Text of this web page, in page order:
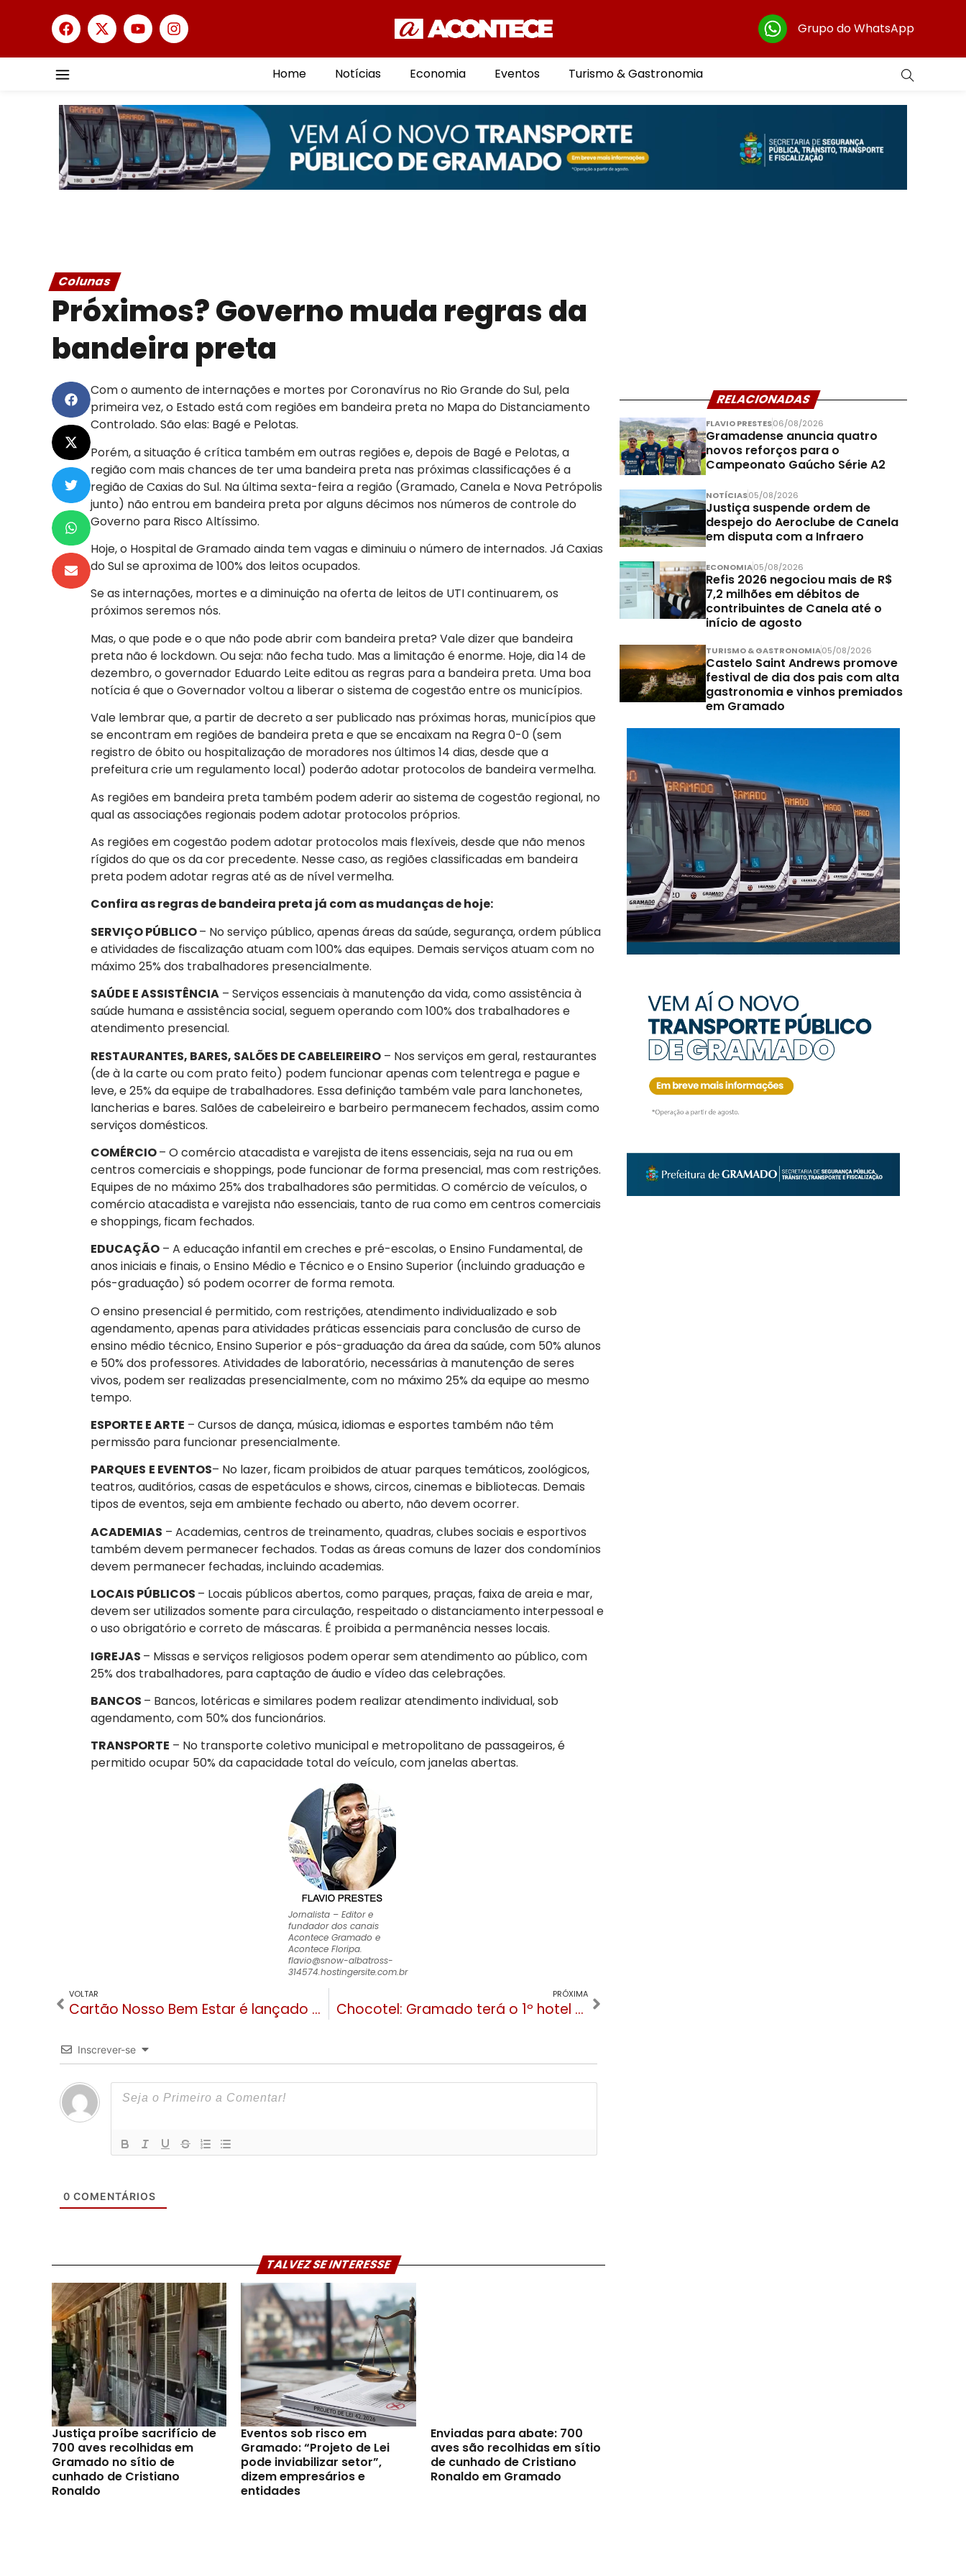
Grupo do WhatsApp
Home Notícias Economia Eventos Turismo & Gastronomia
Colunas
Próximos? Governo muda regras da
bandeira preta
Com o aumento de internações e mortes por Coronavírus no Rio Grande do Sul, pela
primeira vez, o Estado está com regiões em bandeira preta no Mapa do Distanciamento
Controlado. São elas: Bagé e Pelotas.
Porém, a situação é crítica também em outras regiões e, depois de Bagé e Pelotas, a
região com mais chances de ter uma bandeira preta nas próximas classificações é a
região de Caxias do Sul. Na última sexta-feira a região (Gramado, Canela e Nova Petrópolis
junto) não entrou em bandeira preta por alguns décimos nos números de controle do
Governo para Risco Altíssimo.
Hoje, o Hospital de Gramado ainda tem vagas e diminuiu o número de internados. Já Caxias
do Sul se aproxima de 100% dos leitos ocupados.
Se as internações, mortes e a diminuição na oferta de leitos de UTI continuarem, os
próximos seremos nós.
Mas, o que pode e o que não pode abrir com bandeira preta? Vale dizer que bandeira
preta não é lockdown. Ou seja: não fecha tudo. Mas a limitação é enorme. Hoje, dia 14 de
dezembro, o governador Eduardo Leite editou as regras para a bandeira preta. Uma boa
notícia é que o Governador voltou a liberar o sistema de cogestão entre os municípios.
Vale lembrar que, a partir de decreto a ser publicado nas próximas horas, municípios que
se encontram em regiões de bandeira preta e que se encaixam na Regra 0-0 (sem
registro de óbito ou hospitalização de moradores nos últimos 14 dias, desde que a
prefeitura crie um regulamento local) poderão adotar protocolos de bandeira vermelha.
As regiões em bandeira preta também podem aderir ao sistema de cogestão regional, no
qual as associações regionais podem adotar protocolos próprios.
As regiões em cogestão podem adotar protocolos mais flexíveis, desde que não menos
rígidos do que os da cor precedente. Nesse caso, as regiões classificadas em bandeira
preta podem adotar regras até as de nível vermelha.
Confira as regras de bandeira preta já com as mudanças de hoje:
SERVIÇO PÚBLICO– No serviço público, apenas áreas da saúde, segurança, ordem pública
e atividades de fiscalização atuam com 100% das equipes. Demais serviços atuam com no
máximo 25% dos trabalhadores presencialmente.
SAÚDE E ASSISTÊNCIA– Serviços essenciais à manutenção da vida, como assistência à
saúde humana e assistência social, seguem operando com 100% dos trabalhadores e
atendimento presencial.
RESTAURANTES, BARES, SALÕES DE CABELEIREIRO– Nos serviços em geral, restaurantes
(de à la carte ou com prato feito) podem funcionar apenas com telentrega e pague e
leve, e 25% da equipe de trabalhadores. Essa definição também vale para lanchonetes,
lancherias e bares. Salões de cabeleireiro e barbeiro permanecem fechados, assim como
serviços domésticos.
COMÉRCIO– O comércio atacadista e varejista de itens essenciais, seja na rua ou em
centros comerciais e shoppings, pode funcionar de forma presencial, mas com restrições.
Equipes de no máximo 25% dos trabalhadores são permitidas. O comércio de veículos, o
comércio atacadista e varejista não essenciais, tanto de rua como em centros comerciais
e shoppings, ficam fechados.
EDUCAÇÃO– A educação infantil em creches e pré-escolas, o Ensino Fundamental, de
anos iniciais e finais, o Ensino Médio e Técnico e o Ensino Superior (incluindo graduação e
pós-graduação) só podem ocorrer de forma remota.
O ensino presencial é permitido, com restrições, atendimento individualizado e sob
agendamento, apenas para atividades práticas essenciais para conclusão de curso de
ensino médio técnico, Ensino Superior e pós-graduação da área da saúde, com 50% alunos
e 50% dos professores. Atividades de laboratório, necessárias à manutenção de seres
vivos, podem ser realizadas presencialmente, com no máximo 25% da equipe ao mesmo
tempo.
ESPORTE E ARTE – Cursos de dança, música, idiomas e esportes também não têm
permissão para funcionar presencialmente.
PARQUES E EVENTOS– No lazer, ficam proibidos de atuar parques temáticos, zoológicos,
teatros, auditórios, casas de espetáculos e shows, circos, cinemas e bibliotecas. Demais
tipos de eventos, seja em ambiente fechado ou aberto, não devem ocorrer.
ACADEMIAS – Academias, centros de treinamento, quadras, clubes sociais e esportivos
também devem permanecer fechados. Todas as áreas comuns de lazer dos condomínios
devem permanecer fechadas, incluindo academias.
LOCAIS PÚBLICOS – Locais públicos abertos, como parques, praças, faixa de areia e mar,
devem ser utilizados somente para circulação, respeitado o distanciamento interpessoal e
o uso obrigatório e correto de máscaras. É proibida a permanência nesses locais.
IGREJAS – Missas e serviços religiosos podem operar sem atendimento ao público, com
25% dos trabalhadores, para captação de áudio e vídeo das celebrações.
BANCOS – Bancos, lotéricas e similares podem realizar atendimento individual, sob
agendamento, com 50% dos funcionários.
TRANSPORTE – No transporte coletivo municipal e metropolitano de passageiros, é
permitido ocupar 50% da capacidade total do veículo, com janelas abertas.
Jornalista – Editor e
fundador dos canais
Acontece Gramado e
Acontece Floripa.
flavio@snow-albatross-
314574.hostingersite.com.br
VOLTAR
Cartão Nosso Bem Estar é lançado e oferece descontos e vantagens em toda região
PRÓXIMA
Chocotel: Gramado terá o 1º hotel temático do chocolate do Brasil
Inscrever-se
0 COMENTÁRIOS
TALVEZ SE INTERESSE
Justiça proíbe sacrifício de
700 aves recolhidas em
Gramado no sítio de
cunhado de Cristiano
Ronaldo
Eventos sob risco em
Gramado: “Projeto de Lei
pode inviabilizar setor”,
dizem empresários e
entidades
Enviadas para abate: 700
aves são recolhidas em sítio
de cunhado de Cristiano
Ronaldo em Gramado
RELACIONADAS
FLAVIO PRESTES06/08/2026
Gramadense anuncia quatro
novos reforços para o
Campeonato Gaúcho Série A2
NOTÍCIAS05/08/2026
Justiça suspende ordem de
despejo do Aeroclube de Canela
em disputa com a Infraero
ECONOMIA05/08/2026
Refis 2026 negociou mais de R$
7,2 milhões em débitos de
contribuintes de Canela até o
início de agosto
TURISMO & GASTRONOMIA05/08/2026
Castelo Saint Andrews promove
festival de dia dos pais com alta
gastronomia e vinhos premiados
em Gramado